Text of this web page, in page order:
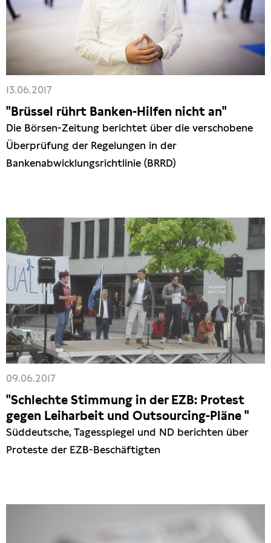
13.06.2017
"Brüssel rührt Banken-Hilfen nicht an"
Die Börsen-Zeitung berichtet über die verschobene
Überprüfung der Regelungen in der
Bankenabwicklungsrichtlinie (BRRD)
09.06.2017
"Schlechte Stimmung in der EZB: Protest
gegen Leiharbeit und Outsourcing-Pläne "
Süddeutsche, Tagesspiegel und ND berichten über
Proteste der EZB-Beschäftigten